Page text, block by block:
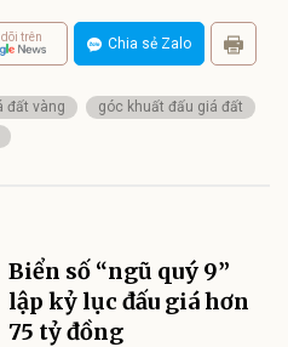
dõi trên Chia sẻ Zalo
đất vàng
góc khuất đấu giá đất
Biển số “ngũ quý 9”
lập kỷ lục đấu giá hơn
75 tỷ đồng